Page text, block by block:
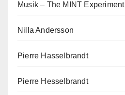
Musik – The MINT Experiment
Nilla Andersson
Pierre Hasselbrandt
Pierre Hesselbrandt